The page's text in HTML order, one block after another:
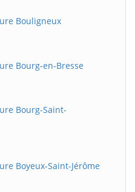
Bouligneux
Bourg-en-Bresse
Bourg-Saint-
Boyeux-Saint-Jérôme